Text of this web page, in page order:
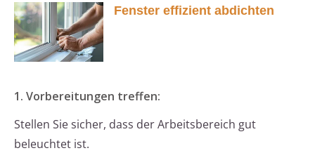
Fenster effizient abdichten
1. Vorbereitungen treffen:
Stellen Sie sicher, dass der Arbeitsbereich gut
beleuchtet ist.